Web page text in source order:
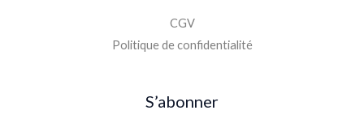
CGV
Politique de confidentialité
S’abonner